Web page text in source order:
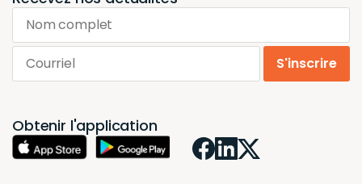
Logiciel
Tarifs
Blogue
Industries